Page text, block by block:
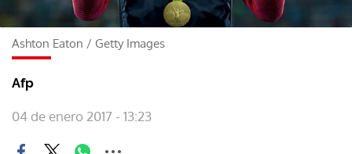
Ashton Eaton / Getty Images
Afp
04 de enero 2017 - 13:23